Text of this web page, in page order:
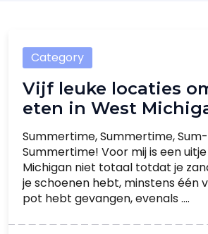
Category
Vijf leuke locaties
eten in West
Summertime, Summertime,
Summertime! Voor mij is een
Michigan niet totaal totdat je
je schoenen hebt, minstens één
pot hebt gevangen, evenals ....